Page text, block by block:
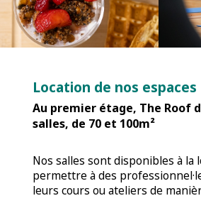
Location de nos espaces
Au premier étage, The Roof
salles, de 70 et 100m²
Nos salles sont disponibles à la
permettre à des
leurs cours ou ateliers de